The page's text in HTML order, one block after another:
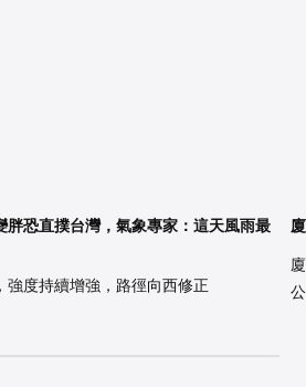
胖恐直撲台灣，氣象專家：這天風雨最
強度持續增強，路徑向西修正